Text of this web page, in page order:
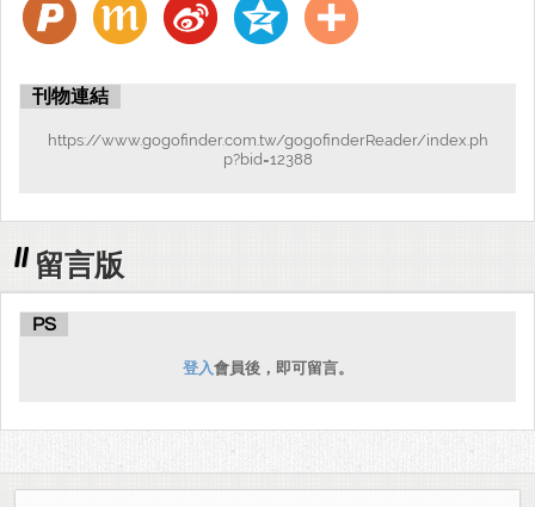
刊物連結
https://www.gogofinder.com.tw/gogofinderReader/index.ph
p?bid=12388
留言版
PS
登入會員後，即可留言。